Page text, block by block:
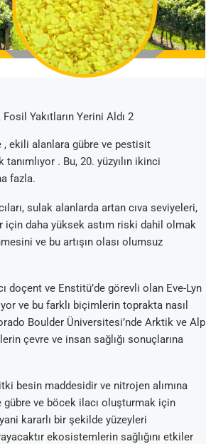
Yakıtların Yerini Aldı 2
, ekili alanlara gübre ve pestisit
. Bu, 20. yüzyılın ikinci
fazla.
sulak alanlarda artan cıva seviyeleri,
için daha yüksek astım riski dahil olmak
ve bu artışın olası olumsuz
doçent ve Enstitü’de ​​görevli olan Eve-Lyn
ve bu farklı biçimlerin toprakta nasıl
Boulder Üniversitesi’nde Arktik ve Alp
çevre ve insan sağlığı sonuçlarına
besin maddesidir ve nitrojen alımına
gübre ve böcek ilacı oluşturmak için
kararlı bir şekilde yüzeyleri
ekosistemlerin sağlığını etkiler